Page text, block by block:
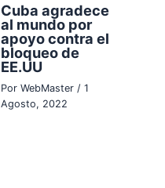
Cuba agradece
al mundo por
apoyo contra el
bloqueo de
EE.UU
Por WebMaster / 1
Agosto, 2022